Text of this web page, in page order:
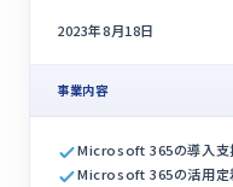
2023年8月18日
事業内容
Microsoft 365の導入支
Microsoft 365の活用定